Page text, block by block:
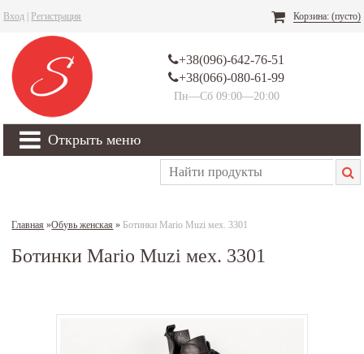
Вход Регистрация Корзина: (пусто)
+38(096)-642-76-51
+38(066)-080-61-99
Пн—Сб 09:00—20:00
Открыть меню
Главная »Обувь женская » Ботинки Mario Muzi мех. 3301
Ботинки Mario Muzi мех. 3301